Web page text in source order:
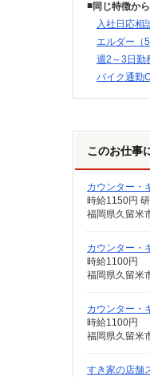
同じ特徴か
入社日応相
エルダー（
週2～3日勤
バイク通勤
このお仕事
カウンター・
時給1150円
福岡県久留米
カウンター・
時給1100円
福岡県久留米
カウンター・
時給1100円
福岡県久留米
すき家の店舗